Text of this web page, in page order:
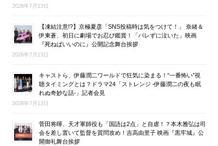
2026年7月13日
【凍結注意!?】京極夏彦「SNS投稿時は気をつけて！」 奈緒＆
伊東蒼、初日に劇場でお忍び鑑賞！「バレずに泣いた」映画
『死ねばいいのに』公開記念舞台挨拶
2026年7月13日
キャストら、伊藤潤二ワールドで狂気に染まる！“一番怖い”視
聴タイミングとは？ドラマ24「ストレンジ -伊藤潤二の夜も眠
れぬ奇妙な話-」記者会見
2026年7月13日
菅田将暉、天才軍師役も「国語は2点」と自虐！？本木雅弘は司
会を差し置いて監督を質問攻め！吉高由里子 映画『黒牢城』公
開御礼舞台挨拶